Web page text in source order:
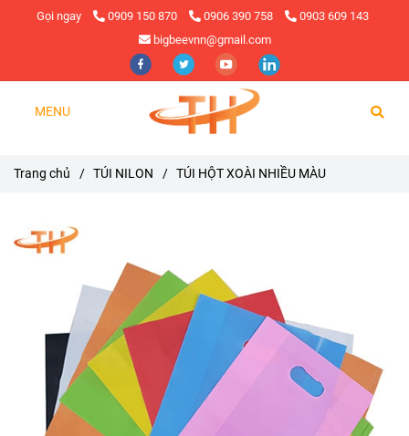
Gọi ngay 0909 150 870 0906 390 758
0903 609 143
bigbeevnn@gmail.com
MENU
Trang chủ / TÚI NILON / TÚI HỘT XOÀI NHIỀU MÀU